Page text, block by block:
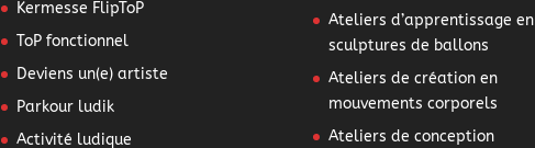
Kermesse FlipToP
ToP fonctionnel
Deviens un(e) artiste
Parkour ludik
Activité ludique
Ateliers d’apprentissage en
sculptures de ballons
Ateliers de création en
mouvements corporels
Ateliers de conception